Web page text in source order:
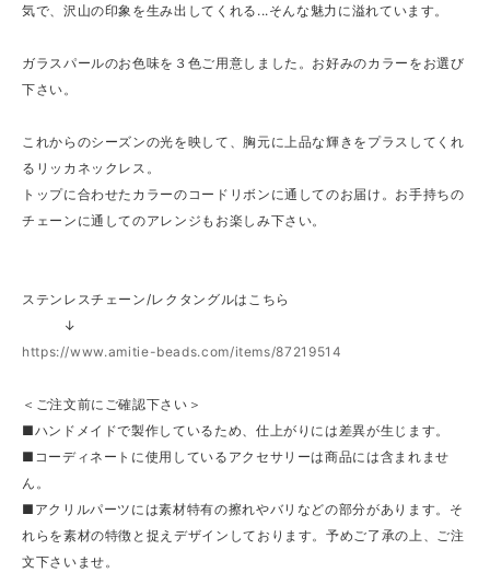
気で、沢山の印象を生み出してくれる...そんな魅力に溢れています。
ガラスパールのお色味を３色ご用意しました。お好みのカラーをお選び
下さい。
これからのシーズンの光を映して、胸元に上品な輝きをプラスしてくれ
るリッカネックレス。
トップに合わせたカラーのコードリボンに通してのお届け。お手持ちの
チェーンに通してのアレンジもお楽しみ下さい。
ステンレスチェーン/レクタングルはこちら
↓
https://www.amitie-beads.com/items/87219514
＜ご注文前にご確認下さい＞
■ハンドメイドで製作しているため、仕上がりには差異が生じます。
■コーディネートに使用しているアクセサリーは商品には含まれませ
ん。
■アクリルパーツには素材特有の擦れやバリなどの部分があります。そ
れらを素材の特徴と捉えデザインしております。予めご了承の上、ご注
文下さいませ。